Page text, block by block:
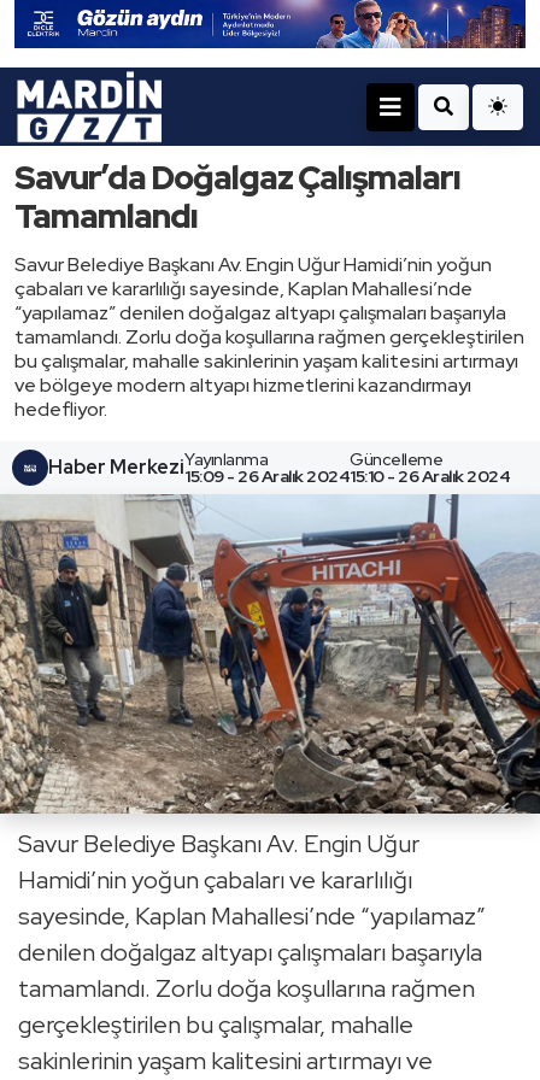
Savur’da Doğalgaz Çalışmaları
Tamamlandı
Savur Belediye Başkanı Av. Engin Uğur Hamidi’nin yoğun
çabaları ve kararlılığı sayesinde, Kaplan Mahallesi’nde
“yapılamaz” denilen doğalgaz altyapı çalışmaları başarıyla
tamamlandı. Zorlu doğa koşullarına rağmen gerçekleştirilen
bu çalışmalar, mahalle sakinlerinin yaşam kalitesini artırmayı
ve bölgeye modern altyapı hizmetlerini kazandırmayı
hedefliyor.
Haber MerkeziYayınlanma
15:09 - 26 Aralık 2024
Güncelleme
15:10 - 26 Aralık 2024
Savur Belediye Başkanı Av. Engin Uğur
Hamidi’nin yoğun çabaları ve kararlılığı
sayesinde, Kaplan Mahallesi’nde “yapılamaz”
denilen doğalgaz altyapı çalışmaları başarıyla
tamamlandı. Zorlu doğa koşullarına rağmen
gerçekleştirilen bu çalışmalar, mahalle
sakinlerinin yaşam kalitesini artırmayı ve